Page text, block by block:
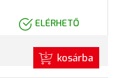
ELÉRHETŐ
kosárba